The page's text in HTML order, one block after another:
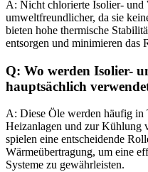
A: Nicht chlorierte Isolier- und
umweltfreundlicher, da sie
bieten hohe thermische
entsorgen und minimieren das
Q: Wo werden Isolier-
hauptsächlich
A: Diese Öle werden häufig in
Heizanlagen und zur Kühlung
spielen eine entscheidende
Wärmeübertragung, um eine
Systeme zu gewährleisten.